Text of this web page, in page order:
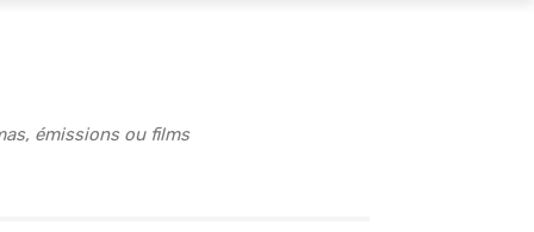
émissions ou films